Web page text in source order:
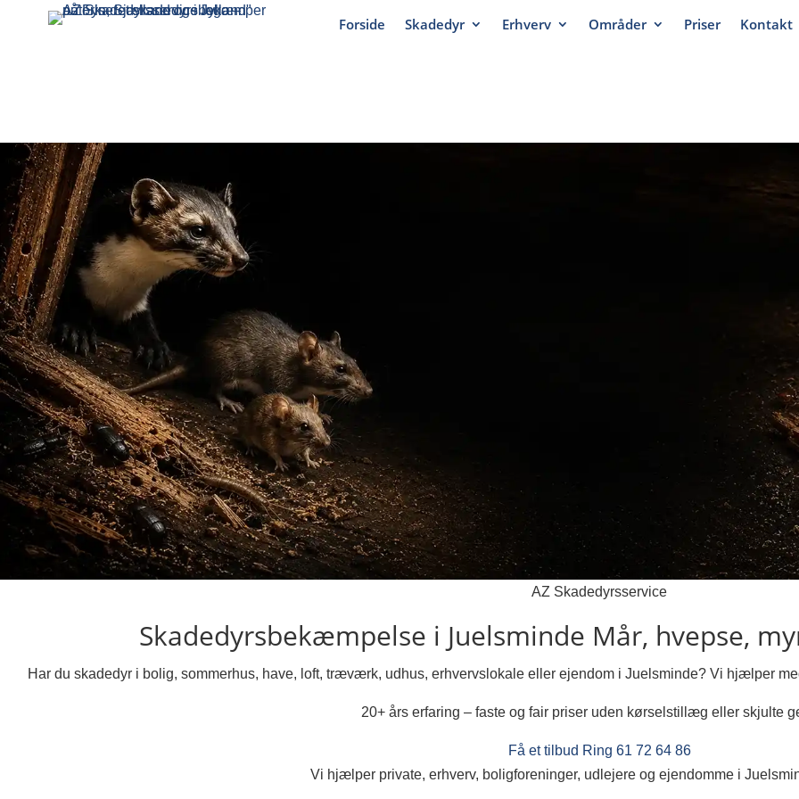
Forside Skadedyr Erhverv Områder Priser Kontakt
AZ Skadedyrsservice
Skadedyrsbekæmpelse i Juelsminde Mår, hvepse,
Har du skadedyr i bolig, sommerhus, have, loft, træværk, udhus, erhvervslokale eller ejendom i Juelsminde? Vi hjælper
20+ års erfaring – faste og fair priser uden kørselstillæg eller skjulte
Få et tilbud Ring 61 72 64 86
Vi hjælper private, erhverv, boligforeninger, udlejere og ejendomme i